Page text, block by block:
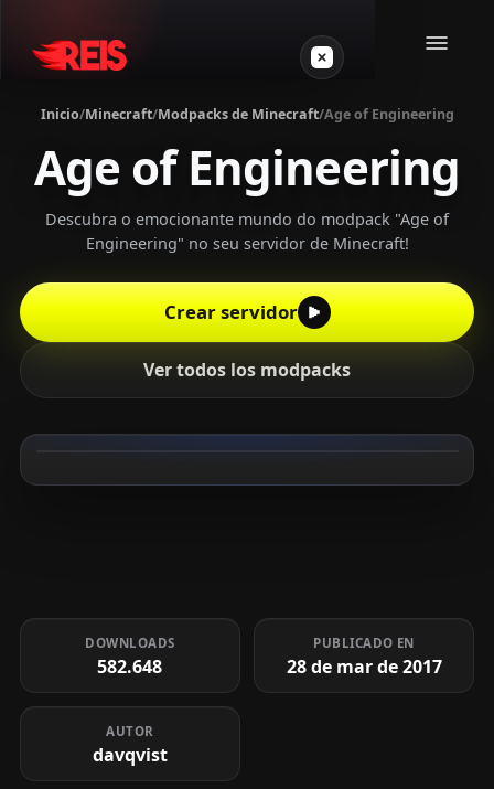
Minecraft
Otros juegos
VPS Gamer
Crear servidor
Inicio/Minecraft/Modpacks de Minecraft/Age of Engineering
Age of Engineering
Descubra o emocionante mundo do modpack "Age of
Engineering" no seu servidor de Minecraft!
Crear servidor
Ver todos los modpacks
DOWNLOADS
582.648
PUBLICADO EN
28 de mar de 2017
AUTOR
davqvist